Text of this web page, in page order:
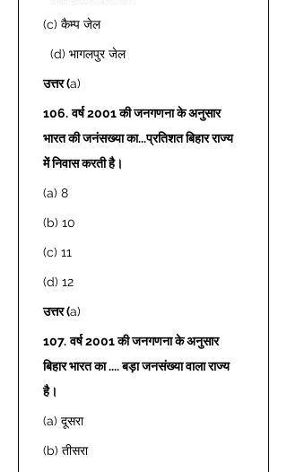
(c) कैम्प जेल
(d) भागलपुर जेल
उत्तर (a)
106. वर्ष 2001 की जनगणना के अनुसार
भारत की जनंसख्या का...प्रतिशत बिहार राज्य
में निवास करती है।
(a) 8
(b) 10
(c) 11
(d) 12
उत्तर (a)
107. वर्ष 2001 की जनगणना के अनुसार
बिहार भारत का .... बड़ा जनसंख्या वाला राज्य
है।
(a) दूसरा
(b) तीसरा